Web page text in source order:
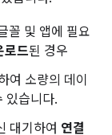
꼴 및 앱에 필요
로드된 경우
여 소량의 데이
있습니다.
대기하여 연결